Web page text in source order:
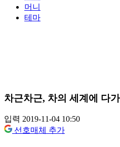
머니
테마
차근차근, 차의 세계에 다가
입력 2019-11-04 10:50
선호매체 추가